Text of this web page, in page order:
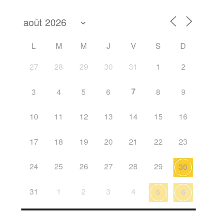
L M M J V S
D
27
28 29 30 31 1 2
3 4 5 6 7 8 9
10 11 12 13 14 15 16
17 18 19 20 21 22 23
24 25 26 27 28 29 30
31 1 2 3 4 5 6